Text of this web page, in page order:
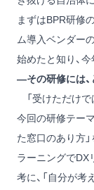
まずはBPR研修
ム導入ベンダー
始めたと知り、
―その研修には、
「受けただけで
今回の研修テー
た窓口のあり方
ラーニングでDX
考に、「自分が